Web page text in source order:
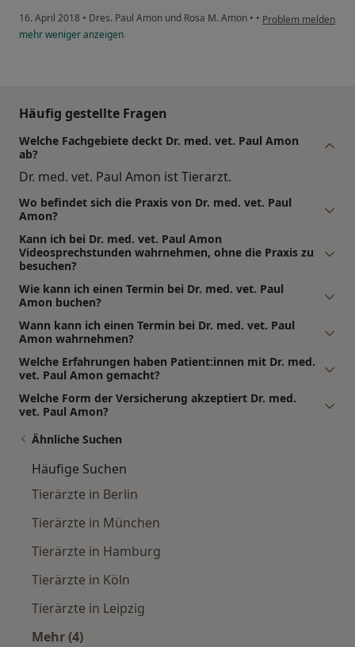
16. April 2018 • Dres. Paul Amon und Rosa M. Amon • • Problem melden
mehrwenigeranzeigen
Häufig gestellte Fragen
Welche Fachgebiete deckt Dr. med. vet. Paul Amon
ab?
Dr. med. vet. Paul Amon ist Tierarzt.
Wo befindet sich die Praxis von Dr. med. vet. Paul
Amon?
Kann ich bei Dr. med. vet. Paul Amon
Videosprechstunden wahrnehmen, ohne die Praxis zu
besuchen?
Wie kann ich einen Termin bei Dr. med. vet. Paul
Amon buchen?
Wann kann ich einen Termin bei Dr. med. vet. Paul
Amon wahrnehmen?
Welche Erfahrungen haben Patient:innen mit Dr. med.
vet. Paul Amon gemacht?
Welche Form der Versicherung akzeptiert Dr. med.
vet. Paul Amon?
Ähnliche Suchen
Häufige Suchen
Tierärzte in Berlin
Tierärzte in München
Tierärzte in Hamburg
Tierärzte in Köln
Tierärzte in Leipzig
Mehr (4)